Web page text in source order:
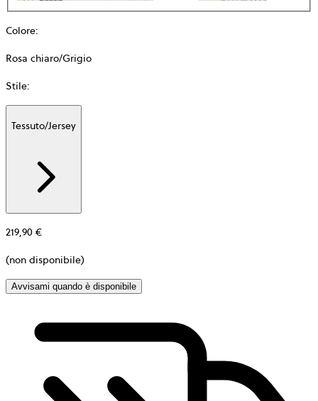
Colore:
Rosa chiaro/Grigio
Stile:
Tessuto/Jersey
219,90 €
(non disponibile)
Avvisami quando è disponibile